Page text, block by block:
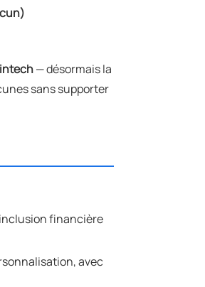
— désormais la
sans supporter
financière
avec